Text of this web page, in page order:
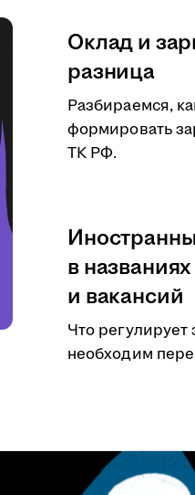
Оклад и
разница
Разбираемся,
формировать
ТК РФ.
в
и вакансий
Что регулирует
необходим